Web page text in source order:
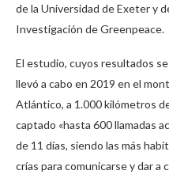
de la Universidad de Exeter y
Investigación de Greenpeace.
El estudio, cuyos resultados
llevó a cabo en 2019 en el
Atlántico, a 1.000 kilómetros
captado «hasta 600 llamadas
de 11 días, siendo las más
crías para comunicarse y dar a